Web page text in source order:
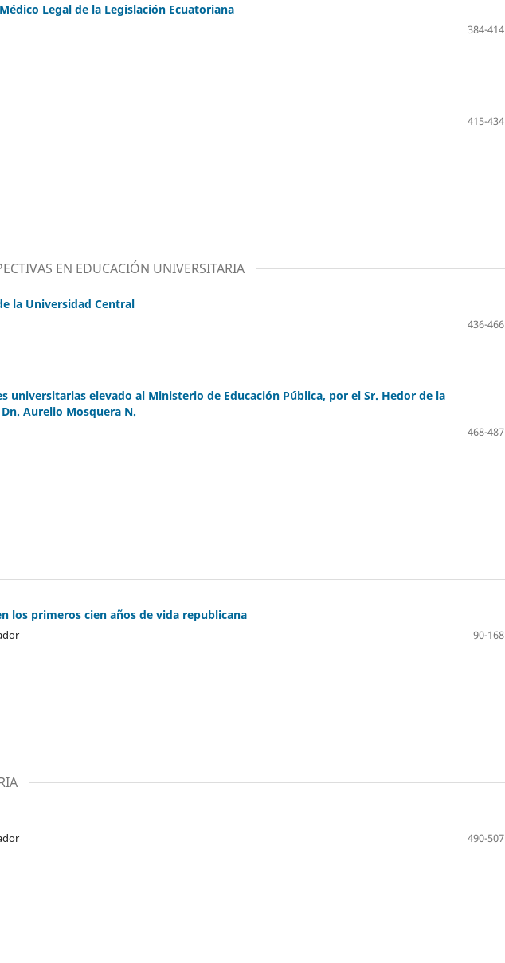
Legal de la Legislación Ecuatoriana
384-414
415-434
EN EDUCACIÓN UNIVERSITARIA
la Universidad Central
436-466
universitarias elevado al Ministerio de Educación Pública, por el Sr. Hedor de la
Aurelio Mosquera N.
468-487
los primeros cien años de vida republicana
90-168
490-507